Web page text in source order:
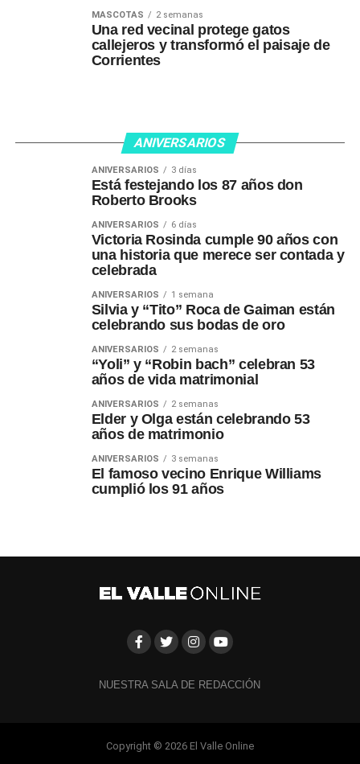
MASCOTAS 2 semanas
Una red vecinal protege gatos
callejeros y transformó el paisaje de
Corrientes
ANIVERSARIOS
ANIVERSARIOS 3 días
Está festejando los 87 años don
Roberto Brooks
ANIVERSARIOS 6 días
Victoria Rosinda cumple 90 años con
una historia que merece ser contada y
celebrada
ANIVERSARIOS 1 semana
Silvia y “Tito” Roca de Gaiman están
celebrando sus bodas de oro
ANIVERSARIOS 2 semanas
“Yoli” y “Robin bach” celebran 53
años de vida matrimonial
ANIVERSARIOS 2 semanas
Elder y Olga están celebrando 53
años de matrimonio
ANIVERSARIOS 3 semanas
El famoso vecino Enrique Williams
cumplió los 91 años
NUESTRA SALA DE REDACCIÓN
Copyright © 2026 El Valle Online